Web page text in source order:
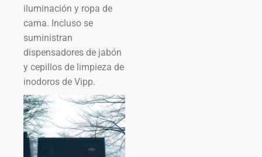
iluminación y ropa de
cama. Incluso se
suministran
dispensadores de jabón
y cepillos de limpieza de
inodoros de Vipp.